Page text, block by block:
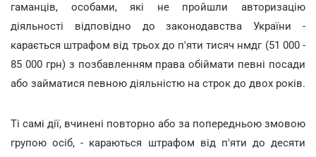
гаманців, особами, які не пройшли авторизацію
діяльності відповідно до законодавства України -
карається штрафом від трьох до п'яти тисяч нмдг (51 000 -
85 000 грн) з позбавленням права обіймати певні посади
або займатися певною діяльністю на строк до двох років.
Ті самі дії, вчинені повторно або за попередньою змовою
групою осіб, - караються штрафом від п'яти до десяти